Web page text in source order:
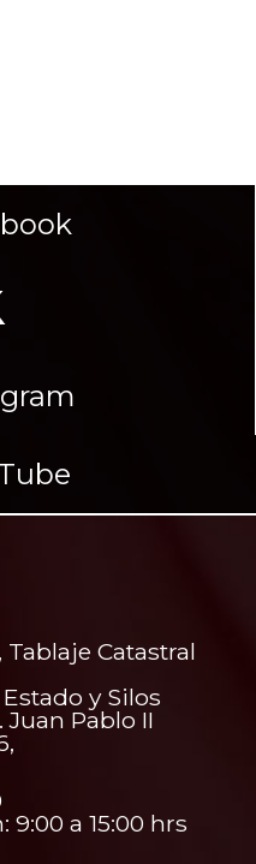
Catastral
y Silos
Pablo II
a 15:00 hrs